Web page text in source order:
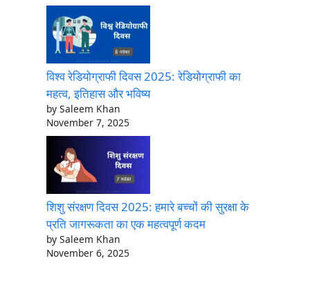
विश्व रेडियोग्राफी दिवस 2025: रेडियोग्राफी का
महत्व, इतिहास और भविष्य
by Saleem Khan
November 7, 2025
शिशु संरक्षण दिवस 2025: हमारे बच्चों की सुरक्षा के
प्रति जागरूकता का एक महत्वपूर्ण कदम
by Saleem Khan
November 6, 2025